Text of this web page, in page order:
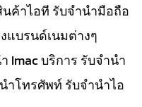
นค้าไอที รับจำนำมือถือ
แบรนด์เนมต่างๆ
Imac บริการ รับจำนำ
ำโทรศัพท์ รับจำนำไอ